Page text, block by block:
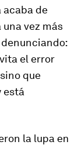
acaba de
una vez más
el error
que
está
la lupa en